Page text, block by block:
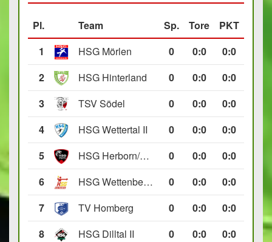
Pl. Team Sp. Tore
PKT
1
HSG Mörlen 0 0:0
0:0
2
HSG Hinterland 0 0:0
0:0
3
TSV Södel 0 0:0
0:0
4
HSG Wettertal II 0 0:0
0:0
5
HSG Herborn/Seelbach 0 0:0
0:0
6
HSG Wettenberg III 0 0:0
0:0
7
TV Homberg 0 0:0
0:0
8
HSG Dilltal II 0 0:0
0:0